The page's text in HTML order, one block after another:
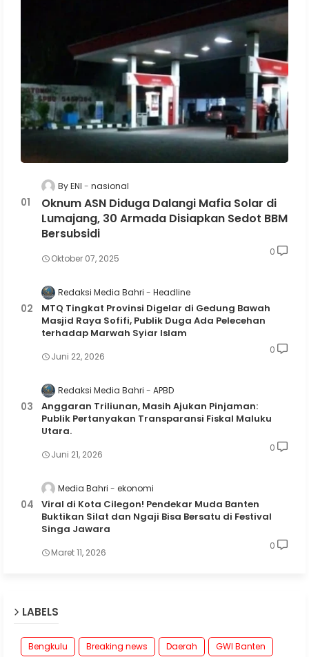
By ENI nasional
Oknum ASN Diduga Dalangi Mafia Solar di
Lumajang, 30 Armada Disiapkan Sedot BBM
Bersubsidi
Oktober 07, 2025
0
Redaksi Media Bahri Headline
MTQ Tingkat Provinsi Digelar di Gedung Bawah
Masjid Raya Sofifi, Publik Duga Ada Pelecehan
terhadap Marwah Syiar Islam
Juni 22, 2026
0
Redaksi Media Bahri APBD
Anggaran Triliunan, Masih Ajukan Pinjaman:
Publik Pertanyakan Transparansi Fiskal Maluku
Utara.
Juni 21, 2026
0
Media Bahri ekonomi
Viral di Kota Cilegon! Pendekar Muda Banten
Buktikan Silat dan Ngaji Bisa Bersatu di Festival
Singa Jawara
Maret 11, 2026
0
LABELS
Bengkulu Breaking news Daerah
GWI Banten